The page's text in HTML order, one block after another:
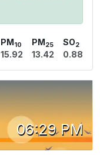
PM 10
15.92
PM 25
13.42
SO2
0.88
06:29 PM